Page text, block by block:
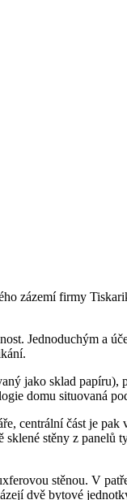
zázemí firmy
Jednoduchým a
jako sklad
domu situovaná
centrální část je
stěny z
stěnou. V
dvě bytové